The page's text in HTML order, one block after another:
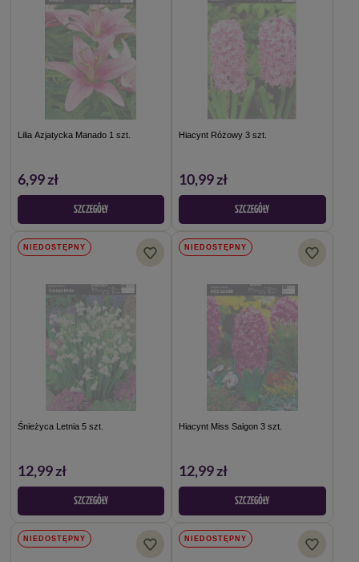
Lilia Azjatycka Manado 1 szt.
6,99 zł
SZCZEGÓŁY
Hiacynt Różowy 3 szt.
10,99 zł
SZCZEGÓŁY
NIEDOSTĘPNY
Śnieżyca Letnia 5 szt.
12,99 zł
SZCZEGÓŁY
NIEDOSTĘPNY
Hiacynt Miss Saigon 3 szt.
12,99 zł
SZCZEGÓŁY
NIEDOSTĘPNY NIEDOSTĘPNY